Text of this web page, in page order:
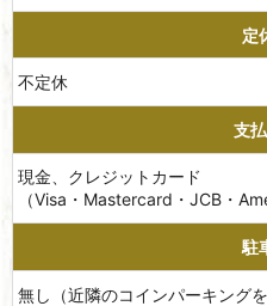
定
不定休
支
現金、クレジットカード
（Visa・Mastercard・JCB・
駐
無し（近隣のコインパーキング